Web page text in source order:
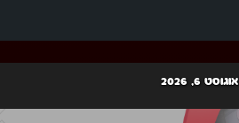
אוגוסט 6, 2026